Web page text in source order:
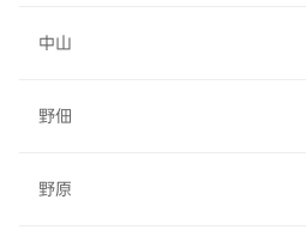
中山
野佃
野原